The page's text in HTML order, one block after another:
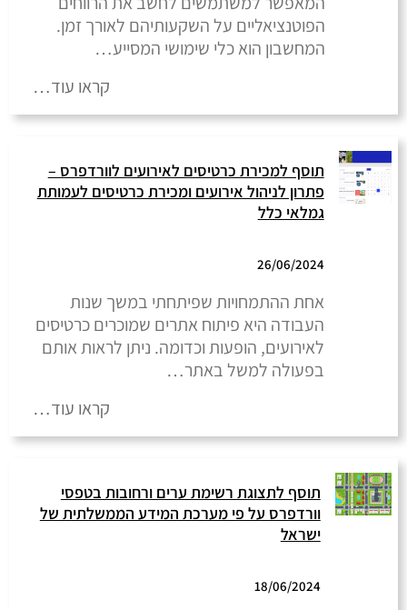
הפוטנציאליים על השקעותיהם לאורך זמן.
המחשבון הוא כלי שימושי המסייע…
קראו עוד…
תוסף למכירת כרטיסים לאירועים לוורדפרס –
פתרון לניהול אירועים ומכירת כרטיסים לעמותת
גמלאי כלל
26/06/2024
אחת ההתמחויות שפיתחתי במשך שנות
העבודה היא פיתוח אתרים שמוכרים כרטיסים
לאירועים, הופעות וכדומה. ניתן לראות אותם
בפעולה למשל באתר…
קראו עוד…
תוסף לתצוגת רשימת ערים ורחובות בטפסי
וורדפרס על פי מערכת המידע הממשלתית של
ישראל
18/06/2024